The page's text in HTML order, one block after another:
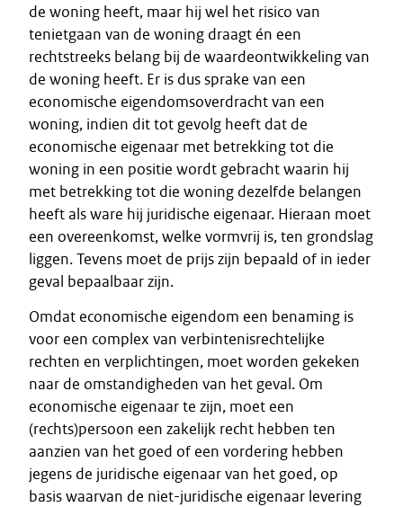
de woning heeft, maar hij wel het risico van
tenietgaan van de woning draagt én een
rechtstreeks belang bij de waardeontwikkeling van
de woning heeft. Er is dus sprake van een
economische eigendomsoverdracht van een
woning, indien dit tot gevolg heeft dat de
economische eigenaar met betrekking tot die
woning in een positie wordt gebracht waarin hij
met betrekking tot die woning dezelfde belangen
heeft als ware hij juridische eigenaar. Hieraan moet
een overeenkomst, welke vormvrij is, ten grondslag
liggen. Tevens moet de prijs zijn bepaald of in ieder
geval bepaalbaar zijn.
Omdat economische eigendom een benaming is
voor een complex van verbintenisrechtelijke
rechten en verplichtingen, moet worden gekeken
naar de omstandigheden van het geval. Om
economische eigenaar te zijn, moet een
(rechts)persoon een zakelijk recht hebben ten
aanzien van het goed of een vordering hebben
jegens de juridische eigenaar van het goed, op
basis waarvan de niet-juridische eigenaar levering